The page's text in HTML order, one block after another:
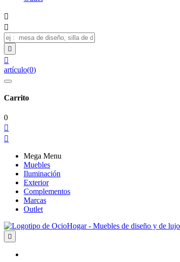




artículo(0)
Carrito
0


Mega Menu
Muebles
Iluminación
Exterior
Complementos
Marcas
Outlet
